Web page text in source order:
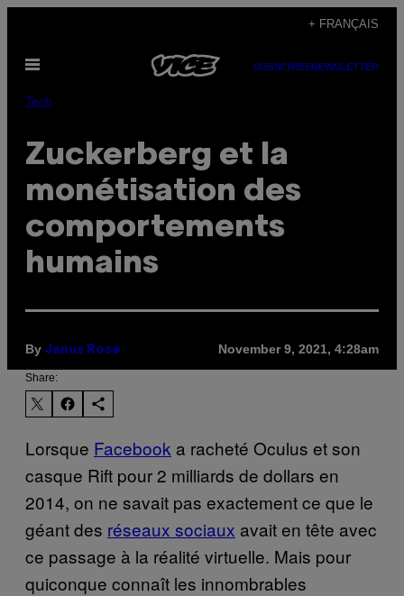
content
+ FRANÇAIS
Open
SUBSCRIBENEWSLETTER
Tech
Zuckerberg et la
monétisation des
comportements
humains
By Janus Rose November 9, 2021, 4:28am
Share:
Lorsque Facebook a racheté Oculus et son
casque Rift pour 2 milliards de dollars en
2014, on ne savait pas exactement ce que le
géant des réseaux sociaux avait en tête avec
ce passage à la réalité virtuelle. Mais pour
quiconque connaît les innombrables